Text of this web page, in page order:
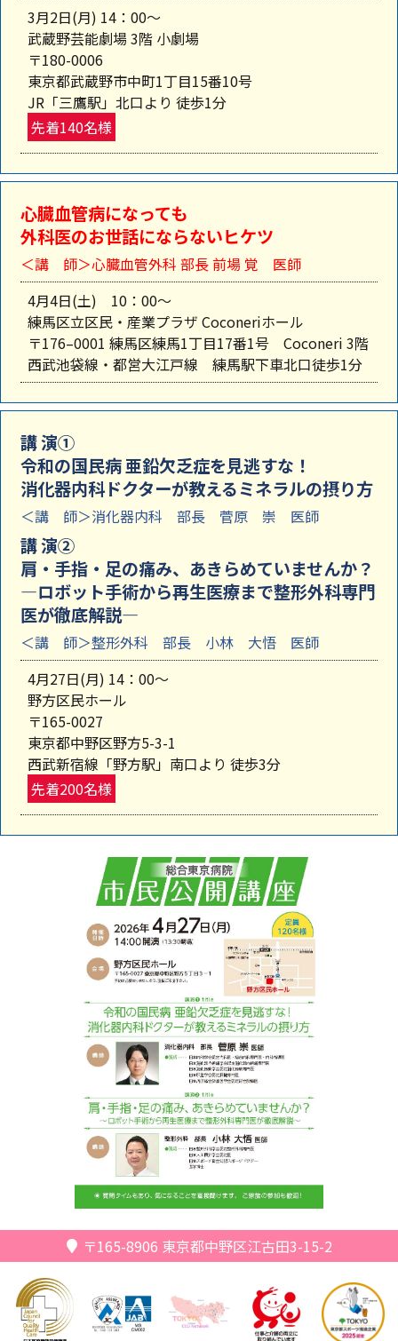
3月2日(月) 14：00～
武蔵野芸能劇場 3階 小劇場
〒180-0006
東京都武蔵野市中町1丁目15番10号
JR「三鷹駅」北口より 徒歩1分
先着140名様
心臓血管病になっても
外科医のお世話にならないヒケツ
＜講 師＞心臓血管外科 部長 前場 覚 医師
4月4日(土) 10：00～
練馬区立区民・産業プラザ Coconeriホール
〒176–0001 練馬区練馬1丁目17番1号 Coconeri 3階
西武池袋線・都営大江戸線 練馬駅下車北口徒歩1分
講 演①
令和の国民病 亜鉛欠乏症を見逃すな！
消化器内科ドクターが教えるミネラルの摂り方
＜講 師＞消化器内科 部長 菅原 崇 医師
講 演②
肩・手指・足の痛み、あきらめていませんか？
―ロボット手術から再生医療まで整形外科専門
医が徹底解説―
＜講 師＞整形外科 部長 小林 大悟 医師
4月27日(月) 14：00～
野方区民ホール
〒165-0027
東京都中野区野方5-3-1
西武新宿線「野方駅」南口より 徒歩3分
先着200名様
〒165-8906 東京都中野区江古田3-15-2